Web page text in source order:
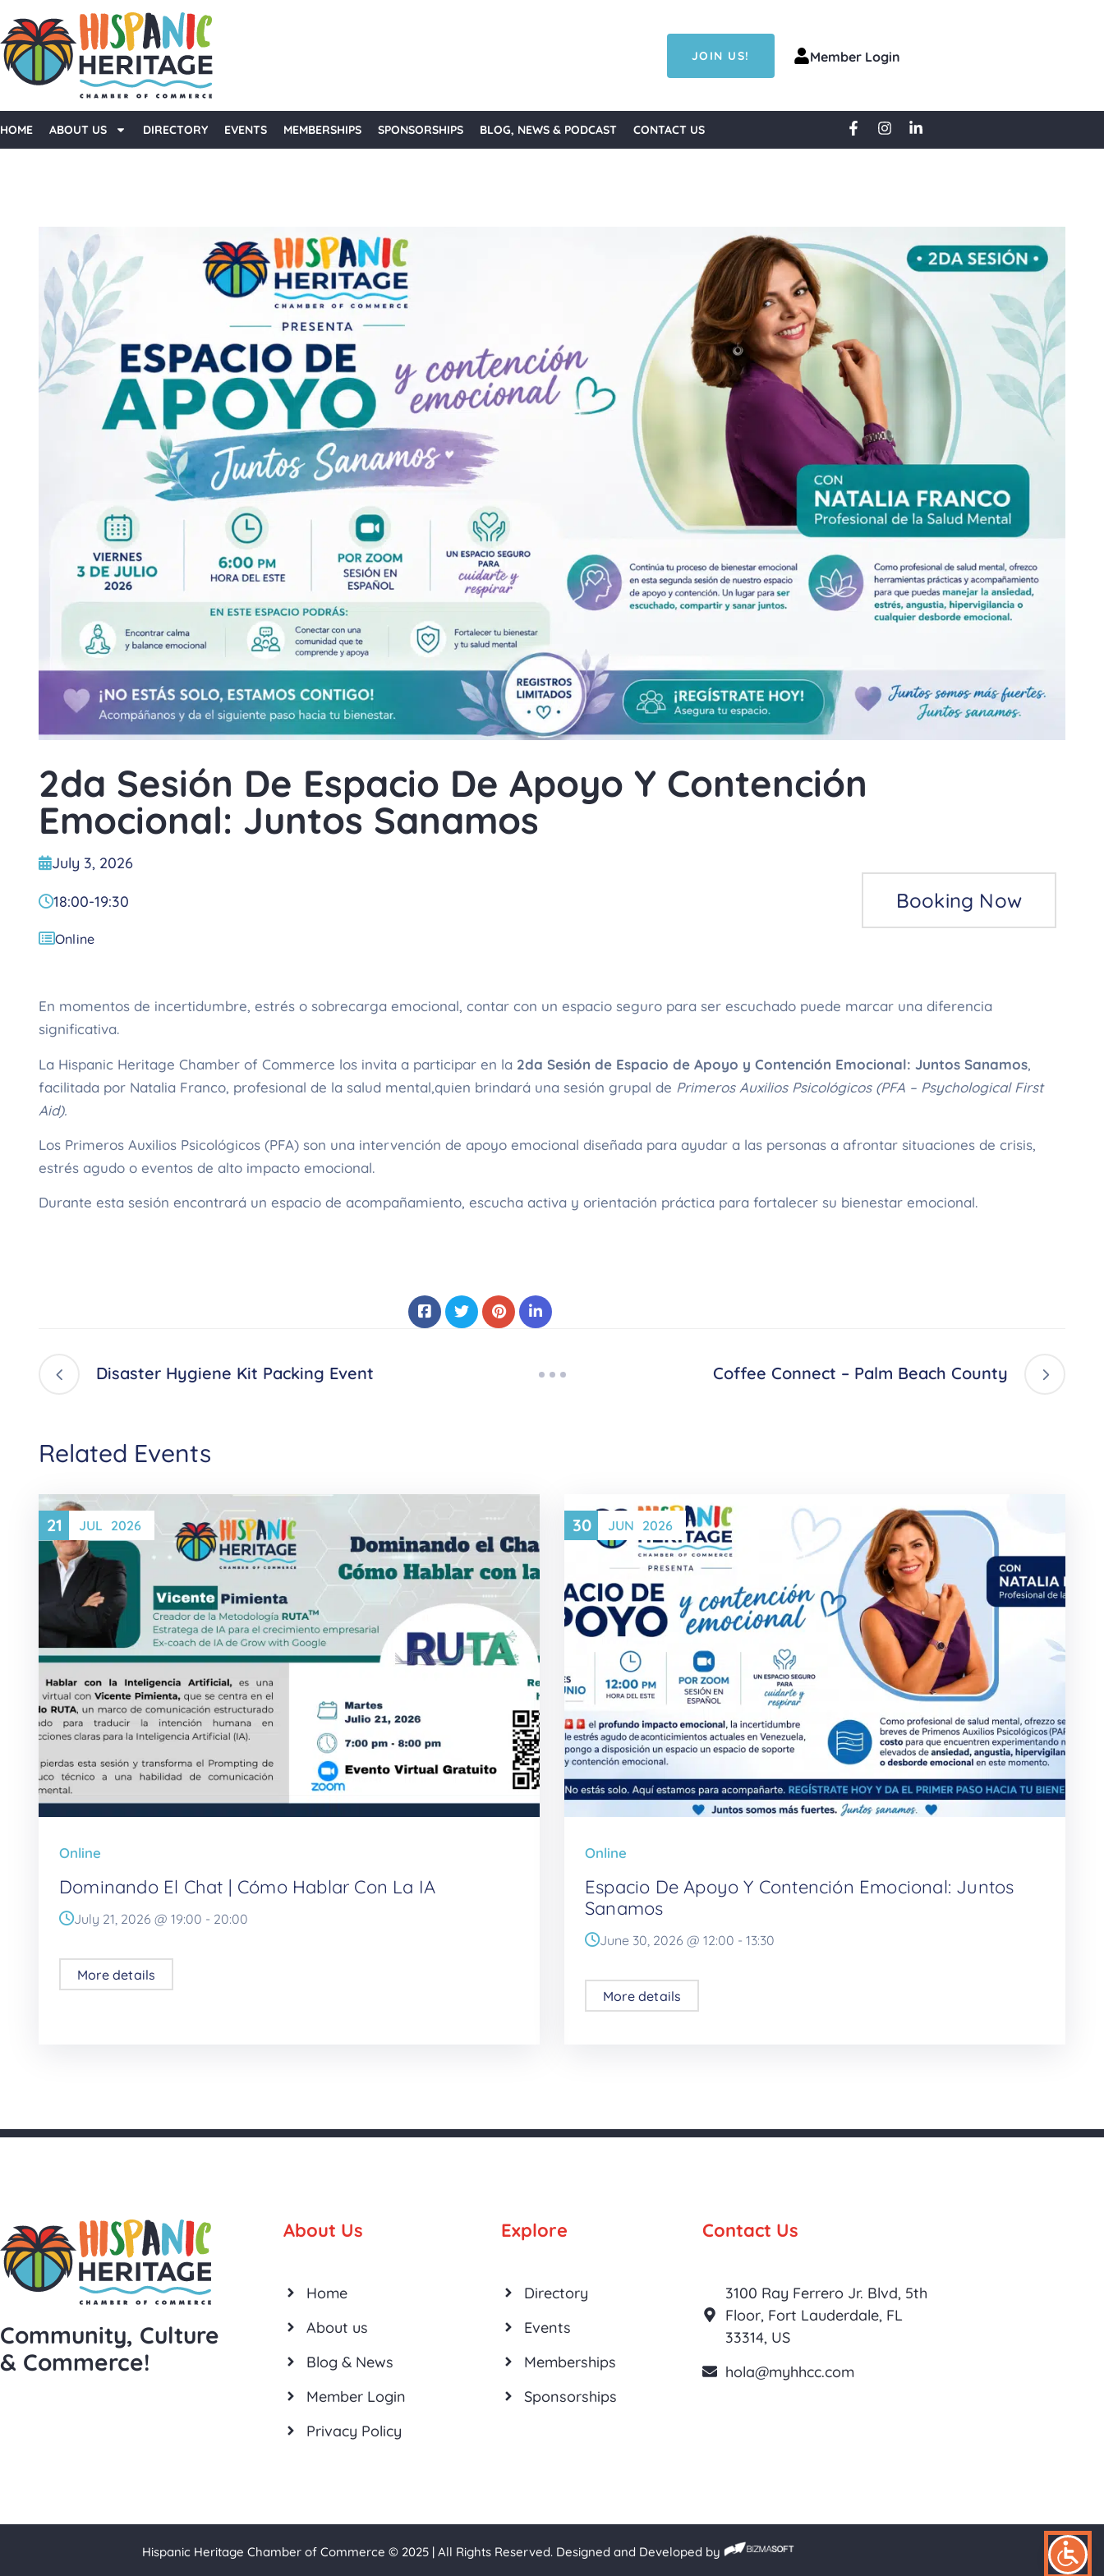
JOIN US! Member Login
HOME ABOUT US DIRECTORY EVENTS MEMBERSHIPS SPONSORSHIPS BLOG, NEWS & PODCAST CONTACT US
2da Sesión De Espacio De Apoyo Y Contención
Emocional: Juntos Sanamos
July 3, 2026
18:00-19:30
Online
Booking Now
En momentos de incertidumbre, estrés o sobrecarga emocional, contar con un espacio seguro para ser escuchado puede marcar una diferencia
significativa.
La Hispanic Heritage Chamber of Commerce los invita a participar en la 2da Sesión de Espacio de Apoyo y Contención Emocional: Juntos Sanamos,
facilitada por Natalia Franco, profesional de la salud mental,quien brindará una sesión grupal de Primeros Auxilios Psicológicos (PFA – Psychological First
Aid).
Los Primeros Auxilios Psicológicos (PFA) son una intervención de apoyo emocional diseñada para ayudar a las personas a afrontar situaciones de crisis,
estrés agudo o eventos de alto impacto emocional.
Durante esta sesión encontrará un espacio de acompañamiento, escucha activa y orientación práctica para fortalecer su bienestar emocional.
Disaster Hygiene Kit Packing Event Coffee Connect – Palm Beach County
Related Events
21 JUL 2026
Online
Dominando El Chat | Cómo Hablar Con La IA
July 21, 2026 @ 19:00 - 20:00
More details
30 JUN 2026
Online
Espacio De Apoyo Y Contención Emocional: Juntos
Sanamos
June 30, 2026 @ 12:00 - 13:30
More details
Community, Culture
& Commerce!
About Us
Home
About us
Blog & News
Member Login
Privacy Policy
Explore
Directory
Events
Memberships
Sponsorships
Contact Us
3100 Ray Ferrero Jr. Blvd, 5th
Floor, Fort Lauderdale, FL
33314, US
hola@myhhcc.com
Hispanic Heritage Chamber of Commerce © 2025 | All Rights Reserved. Designed and Developed by